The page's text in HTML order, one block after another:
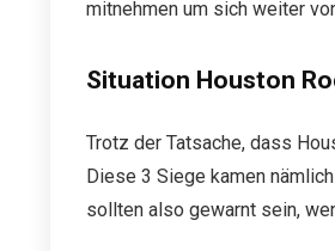
mitnehmen um sich weiter
Situation Houston
Trotz der Tatsache, dass
Diese 3 Siege kamen
sollten also gewarnt sein,